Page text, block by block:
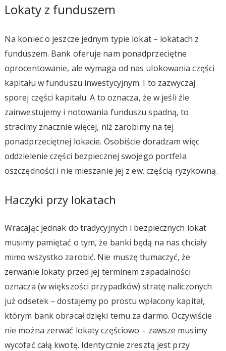
Lokaty z funduszem
Na koniec o jeszcze jednym typie lokat – lokatach z
funduszem. Bank oferuje nam ponadprzeciętne
oprocentowanie, ale wymaga od nas ulokowania części
kapitału w funduszu inwestycyjnym. I to zazwyczaj
sporej części kapitału. A to oznacza, że w jeśli źle
zainwestujemy i notowania funduszu spadną, to
stracimy znacznie więcej, niż zarobimy na tej
ponadprzeciętnej lokacie. Osobiście doradzam więc
oddzielenie części bezpiecznej swojego portfela
oszczędności i nie mieszanie jej z ew. częścią ryzykowną.
Haczyki przy lokatach
Wracając jednak do tradycyjnych i bezpiecznych lokat
musimy pamiętać o tym, że banki będą na nas chciały
mimo wszystko zarobić. Nie muszę tłumaczyć, że
zerwanie lokaty przed jej terminem zapadalności
oznacza (w większości przypadków) stratę naliczonych
już odsetek – dostajemy po prostu wpłacony kapitał,
którym bank obracał dzięki temu za darmo. Oczywiście
nie można zerwać lokaty częściowo – zawsze musimy
wycofać całą kwotę. Identycznie zresztą jest przy